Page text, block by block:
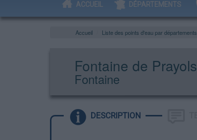
ACCUEIL DÉPARTEMENTS
Accueil Liste des points d'eau par départements
Fontaine de Prayols
Fontaine
DESCRIPTION